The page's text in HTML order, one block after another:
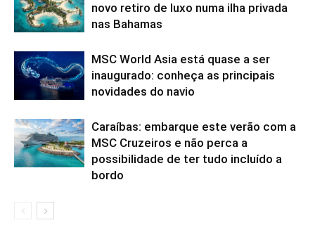
novo retiro de luxo numa ilha privada
nas Bahamas
MSC World Asia está quase a ser
inaugurado: conheça as principais
novidades do navio
Caraíbas: embarque este verão com a
MSC Cruzeiros e não perca a
possibilidade de ter tudo incluído a
bordo